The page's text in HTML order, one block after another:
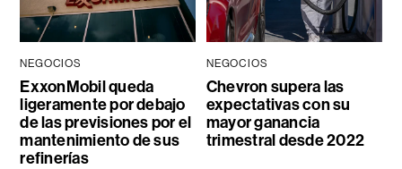
NEGOCIOS
ExxonMobil queda
ligeramente por debajo
de las previsiones por el
mantenimiento de sus
refinerías
NEGOCIOS
Chevron supera las
expectativas con su
mayor ganancia
trimestral desde 2022